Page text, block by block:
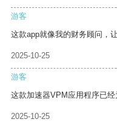
游客
这款app就像我的财务顾问，
2025-10-25
游客
这款加速器VPM应用程序已经
2025-10-25